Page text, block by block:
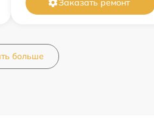
Заказать ремонт
больше